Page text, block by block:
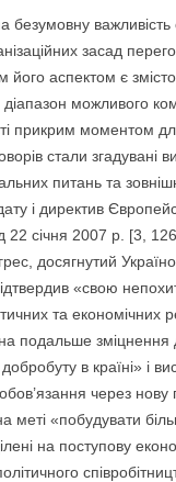
безумовну важливість
засад
його аспектом є
діапазон можливого
прикрим моментом
стали згадувані
питань та
і директив
22 січня 2007 р. [3,
досягнутий
«свою
та економічних
подальше зміцнення
добробуту в країні» і
через
меті «побудувати
на поступову